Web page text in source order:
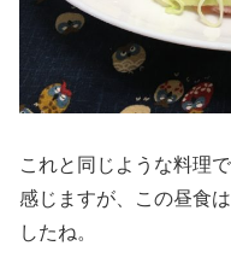
これと同じような料理
感じますが、この昼食
したね。